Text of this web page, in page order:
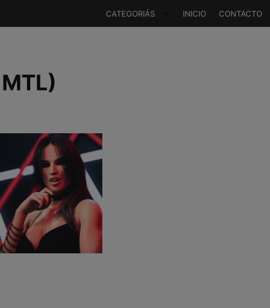
CATEGORIÁS INICIO CONTACTO